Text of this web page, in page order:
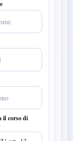
il corso di